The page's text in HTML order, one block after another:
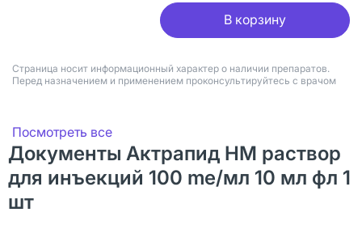
В корзину
Страница носит информационный характер о наличии препаратов.
Перед назначением и применением проконсультируйтесь с врачом
Посмотреть все
Документы Актрапид НМ раствор
для инъекций 100 me/мл 10 мл фл 1
шт